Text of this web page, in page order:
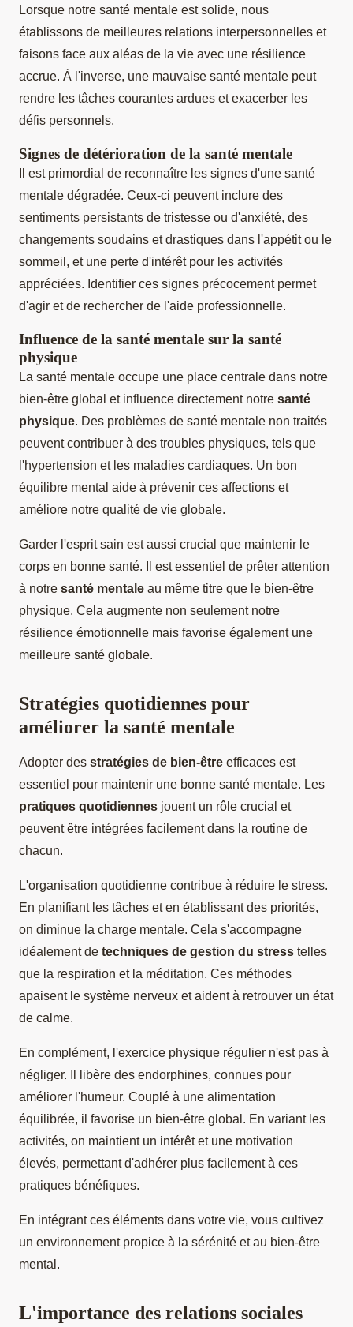
Lorsque notre santé mentale est solide, nous
établissons de meilleures relations interpersonnelles et
faisons face aux aléas de la vie avec une résilience
accrue. À l'inverse, une mauvaise santé mentale peut
rendre les tâches courantes ardues et exacerber les
défis personnels.
Signes de détérioration de la santé mentale
Il est primordial de reconnaître les signes d'une santé
mentale dégradée. Ceux-ci peuvent inclure des
sentiments persistants de tristesse ou d'anxiété, des
changements soudains et drastiques dans l'appétit ou le
sommeil, et une perte d'intérêt pour les activités
appréciées. Identifier ces signes précocement permet
d'agir et de rechercher de l'aide professionnelle.
Influence de la santé mentale sur la santé
physique
La santé mentale occupe une place centrale dans notre
bien-être global et influence directement notre santé
physique. Des problèmes de santé mentale non traités
peuvent contribuer à des troubles physiques, tels que
l'hypertension et les maladies cardiaques. Un bon
équilibre mental aide à prévenir ces affections et
améliore notre qualité de vie globale.
Garder l'esprit sain est aussi crucial que maintenir le
corps en bonne santé. Il est essentiel de prêter attention
à notre santé mentale au même titre que le bien-être
physique. Cela augmente non seulement notre
résilience émotionnelle mais favorise également une
meilleure santé globale.
Stratégies quotidiennes pour
améliorer la santé mentale
Adopter des stratégies de bien-être efficaces est
essentiel pour maintenir une bonne santé mentale. Les
pratiques quotidiennes jouent un rôle crucial et
peuvent être intégrées facilement dans la routine de
chacun.
L'organisation quotidienne contribue à réduire le stress.
En planifiant les tâches et en établissant des priorités,
on diminue la charge mentale. Cela s'accompagne
idéalement de techniques de gestion du stress telles
que la respiration et la méditation. Ces méthodes
apaisent le système nerveux et aident à retrouver un état
de calme.
En complément, l'exercice physique régulier n'est pas à
négliger. Il libère des endorphines, connues pour
améliorer l'humeur. Couplé à une alimentation
équilibrée, il favorise un bien-être global. En variant les
activités, on maintient un intérêt et une motivation
élevés, permettant d'adhérer plus facilement à ces
pratiques bénéfiques.
En intégrant ces éléments dans votre vie, vous cultivez
un environnement propice à la sérénité et au bien-être
mental.
L'importance des relations sociales